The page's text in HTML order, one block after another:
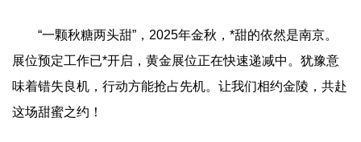
“一颗秋糖两头甜”，2025年金秋，*甜的依然是南京。
展位预定工作已*开启，黄金展位正在快速递减中。犹豫意
味着错失良机，行动方能抢占先机。让我们相约金陵，共赴
这场甜蜜之约！